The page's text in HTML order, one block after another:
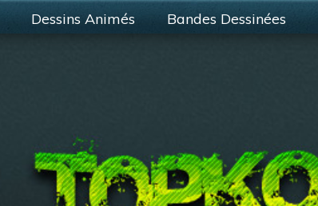
Dessins Animés Bandes Dessinées